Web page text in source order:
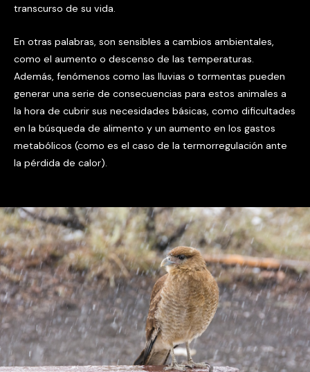
transcurso de su vida.
En otras palabras, son sensibles a cambios ambientales,
como el aumento o descenso de las temperaturas.
Además, fenómenos como las lluvias o tormentas pueden
generar una serie de consecuencias para estos animales a
la hora de cubrir sus necesidades básicas, como dificultades
en la búsqueda de alimento y un aumento en los gastos
metabólicos (como es el caso de la termorregulación ante
la pérdida de calor).